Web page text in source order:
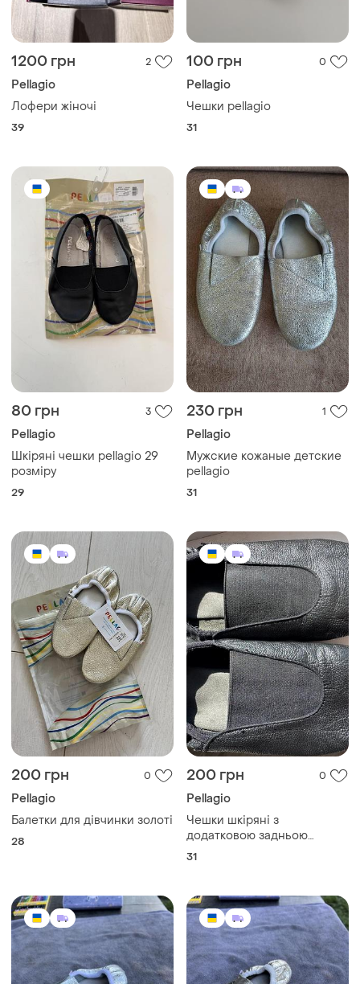
1200 грн 2
Pellagio
Лофери жіночі
39
100 грн 0
Pellagio
Чешки pellagio
31
80 грн 3
Pellagio
Шкіряні чешки pellagio 29
розміру
29
230 грн 1
Pellagio
Мужские кожаные детские
pellagio
31
200 грн 0
Pellagio
Балетки для дівчинки золоті
28
200 грн 0
Pellagio
Чешки шкіряні з
додатковою задньою
резинкою pellagio 020- 01
31